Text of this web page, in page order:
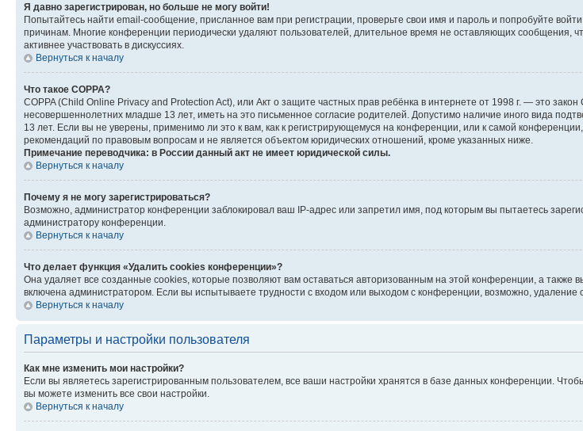
Я давно зарегистрирован, но больше не могу войти!
Попытайтесь найти email-сообщение, присланное вам при регистрации, проверьте свои имя и пароль и попробуйте
причинам. Многие конференции периодически удаляют пользователей, длительное время не оставляющих сообщения,
активнее участвовать в дискуссиях.
Вернуться к началу
Что такое COPPA?
COPPA (Child Online Privacy and Protection Act), или Акт о защите частных прав ребёнка в интернете от 1998 г. — это
несовершеннолетних младше 13 лет, иметь на это письменное согласие родителей. Допустимо наличие иного вида
13 лет. Если вы не уверены, применимо ли это к вам, как к регистрирующемуся на конференции, или к самой
рекомендаций по правовым вопросам и не является объектом юридических отношений, кроме указанных ниже.
Примечание переводчика: в России данный акт не имеет юридической силы.
Вернуться к началу
Почему я не могу зарегистрироваться?
Возможно, администратор конференции заблокировал ваш IP-адрес или запретил имя, под которым вы пытаетесь
администратору конференции.
Вернуться к началу
Что делает функция «Удалить cookies конференции»?
Она удаляет все созданные cookies, которые позволяют вам оставаться авторизованным на этой конференции, а
включена администратором. Если вы испытываете трудности с входом или выходом с конференции, возможно, удаление
Вернуться к началу
Параметры и настройки пользователя
Как мне изменить мои настройки?
Если вы являетесь зарегистрированным пользователем, все ваши настройки хранятся в базе данных конференции.
вы можете изменить все свои настройки.
Вернуться к началу